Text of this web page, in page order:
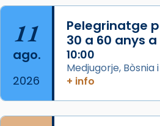
Acompanyant la història
partir de l’Edat Mitjana
que les santes Juliana
Semproniana (“relatiu a
eterna”) són deixebles
frare Joan Gaspar Roig,
que les santes són filles
Mataró en reivindicarà
11
ago.
2026
Pelegrinatge
30 a 60 anys
10:00
Medjugorje, Bòsnia
+ info